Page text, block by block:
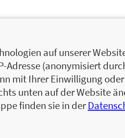
Ernährung und
Expertinnen im
Zum Profil von
auf unserer
Adresse (anonymisiert
mit Ihrer Einwilligung
unten auf der Website
finden sie in der